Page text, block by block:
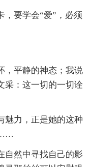
，要学会“爱”，必须
，平静的神态；我说
采：这一切的一切诠
魅力，正是她的这种
……
自然中寻找自己的影